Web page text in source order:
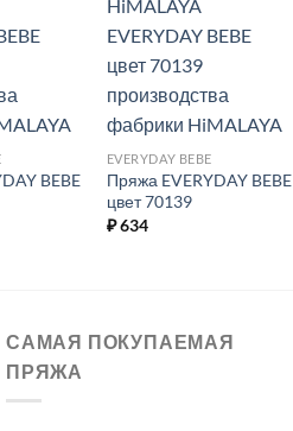
в
BEBE
Добавить в
избранное.
EVERYDAY BEBE
Пряжа EVERYDAY BEBE
цвет 70139
₽634
САМАЯ ПОКУПАЕМАЯ
ПРЯЖА